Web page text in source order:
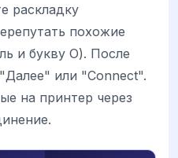
раскладку
похожие
и букву О). После
или "Connect".
на принтер через